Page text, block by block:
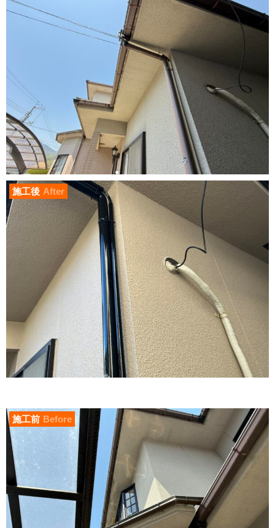
施工後 After
施工前 Before